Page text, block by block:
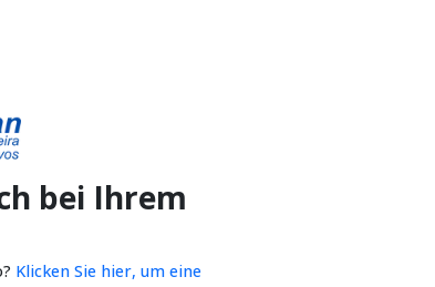
bei Ihrem
Klicken Sie hier, um eine